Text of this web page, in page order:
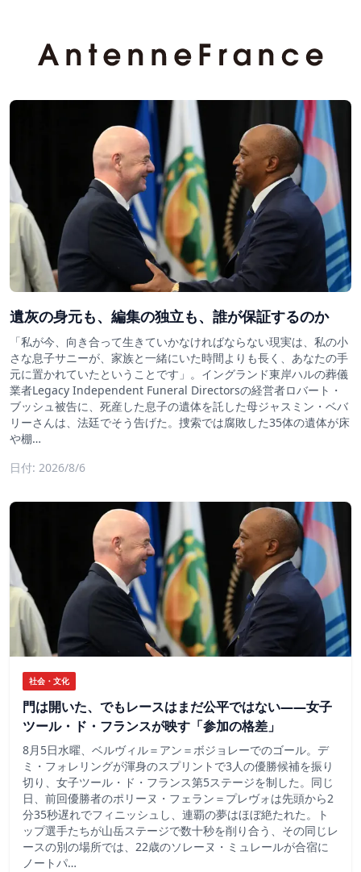
遺灰の身元も、編集の独立も、誰が保証するのか
「私が今、向き合って生きていかなければならない現実は、私の小
さな息子サニーが、家族と一緒にいた時間よりも長く、あなたの手
元に置かれていたということです」。イングランド東岸ハルの葬儀
業者Legacy Independent Funeral Directorsの経営者ロバート・
ブッシュ被告に、死産した息子の遺体を託した母ジャスミン・ベバ
リーさんは、法廷でそう告げた。捜索では腐敗した35体の遺体が床
や棚…
日付: 2026/8/6
社会・文化
門は開いた、でもレースはまだ公平ではない――女子
ツール・ド・フランスが映す「参加の格差」
8月5日水曜、ベルヴィル＝アン＝ボジョレーでのゴール。デ
ミ・フォレリングが渾身のスプリントで3人の優勝候補を振り
切り、女子ツール・ド・フランス第5ステージを制した。同じ
日、前回優勝者のポリーヌ・フェラン＝プレヴォは先頭から2
分35秒遅れでフィニッシュし、連覇の夢はほぼ絶たれた。ト
ップ選手たちが山岳ステージで数十秒を削り合う、その同じレ
ースの別の場所では、22歳のソレーヌ・ミュレールが合宿に
ノートパ…